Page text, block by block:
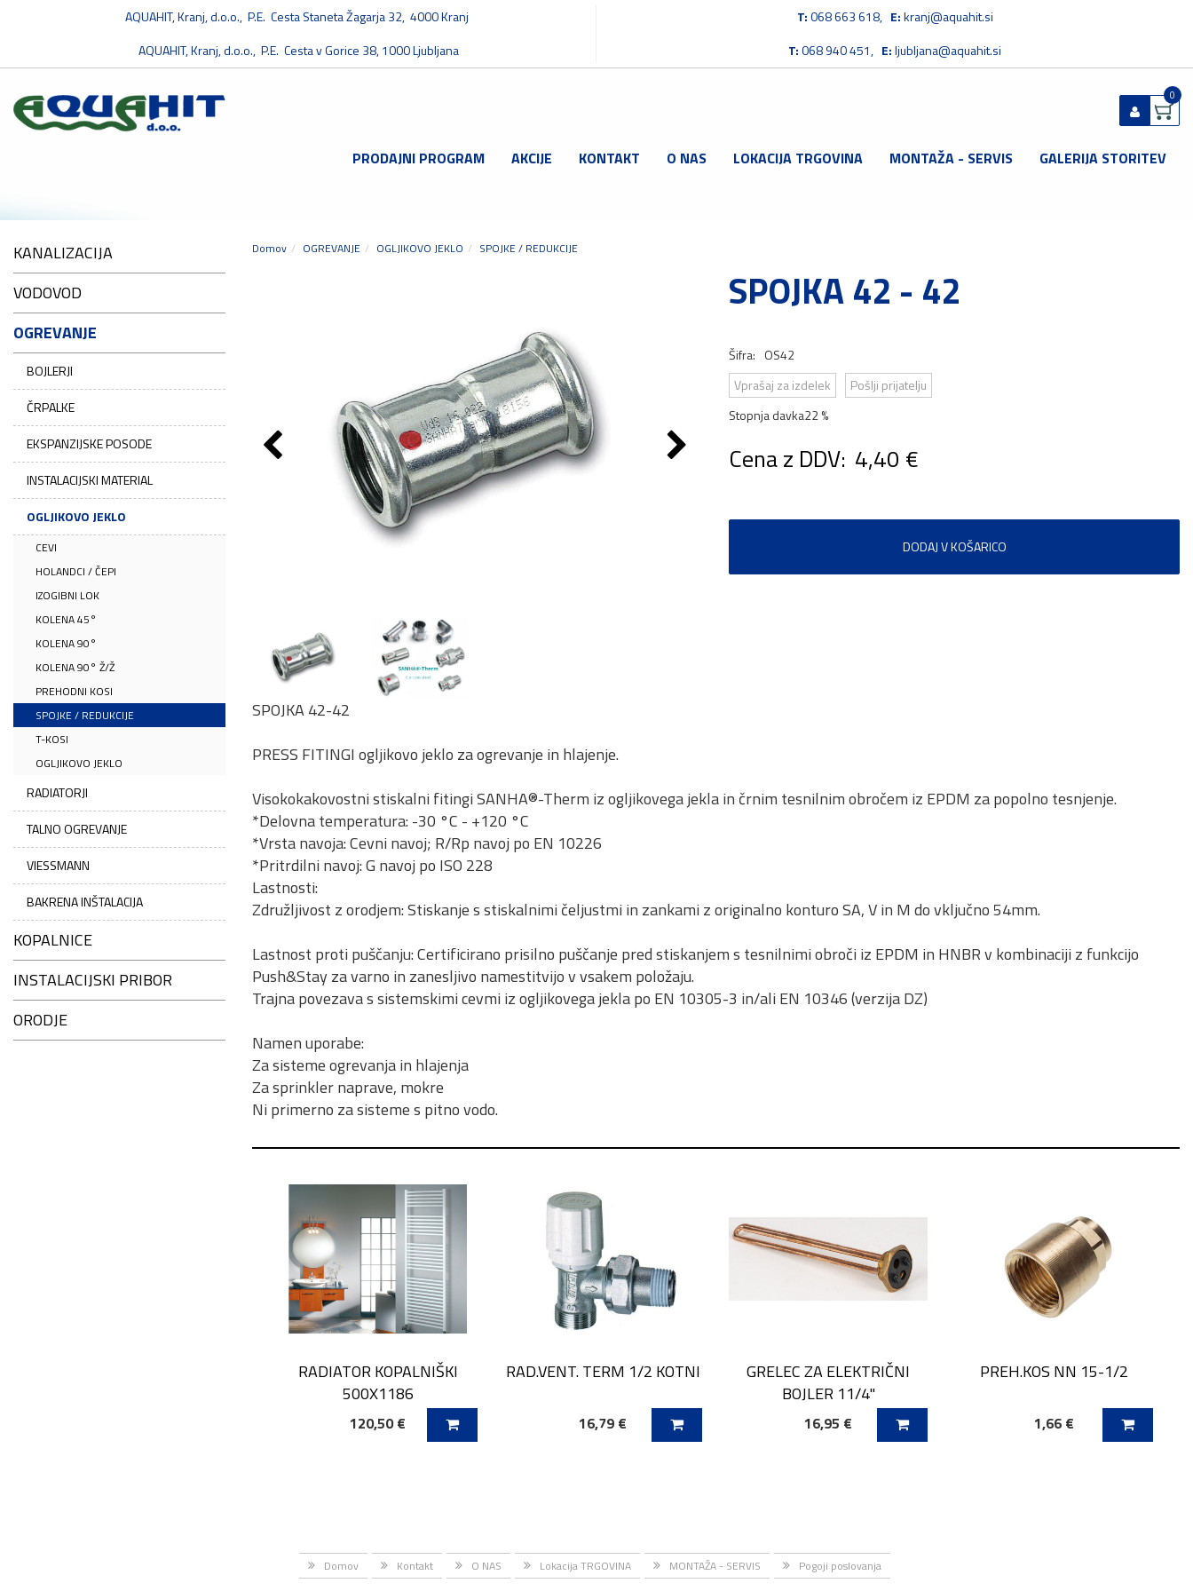
AQUAHIT, Kranj, d.o.o., P.E. Cesta Staneta Žagarja 32, 4000 Kranj
AQUAHIT, Kranj, d.o.o., P.E. Cesta v Gorice 38, 1000 Ljubljana
T:068 663 618, E:kranj@aquahit.si
T:068 940 451, E:ljubljana@aquahit.si
0
PRODAJNI PROGRAM AKCIJE KONTAKT O NAS LOKACIJA TRGOVINA MONTAŽA - SERVIS GALERIJA STORITEV
KANALIZACIJA
VODOVOD
OGREVANJE
BOJLERJI
ČRPALKE
EKSPANZIJSKE POSODE
INSTALACIJSKI MATERIAL
OGLJIKOVO JEKLO
CEVI
HOLANDCI / ČEPI
IZOGIBNI LOK
KOLENA 45°
KOLENA 90°
KOLENA 90° Ž/Ž
PREHODNI KOSI
SPOJKE / REDUKCIJE
T-KOSI
OGLJIKOVO JEKLO
RADIATORJI
TALNO OGREVANJE
VIESSMANN
BAKRENA INŠTALACIJA
KOPALNICE
INSTALACIJSKI PRIBOR
ORODJE
Domov OGREVANJE OGLJIKOVO JEKLO SPOJKE / REDUKCIJE
SPOJKA 42 - 42
Šifra: OS42
Vprašaj za izdelek
Pošlji prijatelju
Stopnja davka22 %
Cena z DDV: 4,40 €
DODAJ V KOŠARICO
SPOJKA 42-42
PRESS FITINGI ogljikovo jeklo za ogrevanje in hlajenje.
Visokokakovostni stiskalni fitingi SANHA®-Therm iz ogljikovega jekla in črnim tesnilnim obročem iz EPDM za popolno tesnjenje.
*Delovna temperatura: -30 °C - +120 °C
*Vrsta navoja: Cevni navoj; R/Rp navoj po EN 10226
*Pritrdilni navoj: G navoj po ISO 228
Lastnosti:
Združljivost z orodjem: Stiskanje s stiskalnimi čeljustmi in zankami z originalno konturo SA, V in M do vključno 54mm.
Lastnost proti puščanju: Certificirano prisilno puščanje pred stiskanjem s tesnilnimi obroči iz EPDM in HNBR v kombinaciji z funkcijo
Push&Stay za varno in zanesljivo namestitvijo v vsakem položaju.
Trajna povezava s sistemskimi cevmi iz ogljikovega jekla po EN 10305-3 in/ali EN 10346 (verzija DZ)
Namen uporabe:
Za sisteme ogrevanja in hlajenja
Za sprinkler naprave, mokre
Ni primerno za sisteme s pitno vodo.
RADIATOR KOPALNIŠKI
500X1186
120,50 €
DODAJ V KOŠARICO
RAD.VENT. TERM 1/2 KOTNI
16,79 €
DODAJ V KOŠARICO
GRELEC ZA ELEKTRIČNI
BOJLER 11/4''
16,95 €
DODAJ V KOŠARICO
PREH.KOS NN 15-1/2
1,66 €
DODAJ V KOŠARICO
Domov Kontakt O NAS Lokacija TRGOVINA MONTAŽA - SERVIS Pogoji poslovanja